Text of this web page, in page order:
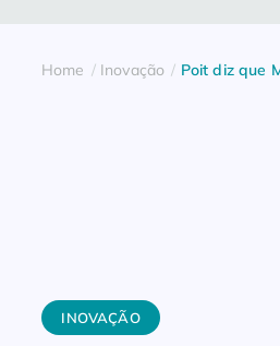
Home Inovação Poit diz que
INOVAÇÃO